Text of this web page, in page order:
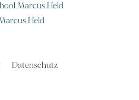
Marcus Held
Held
Datenschutz